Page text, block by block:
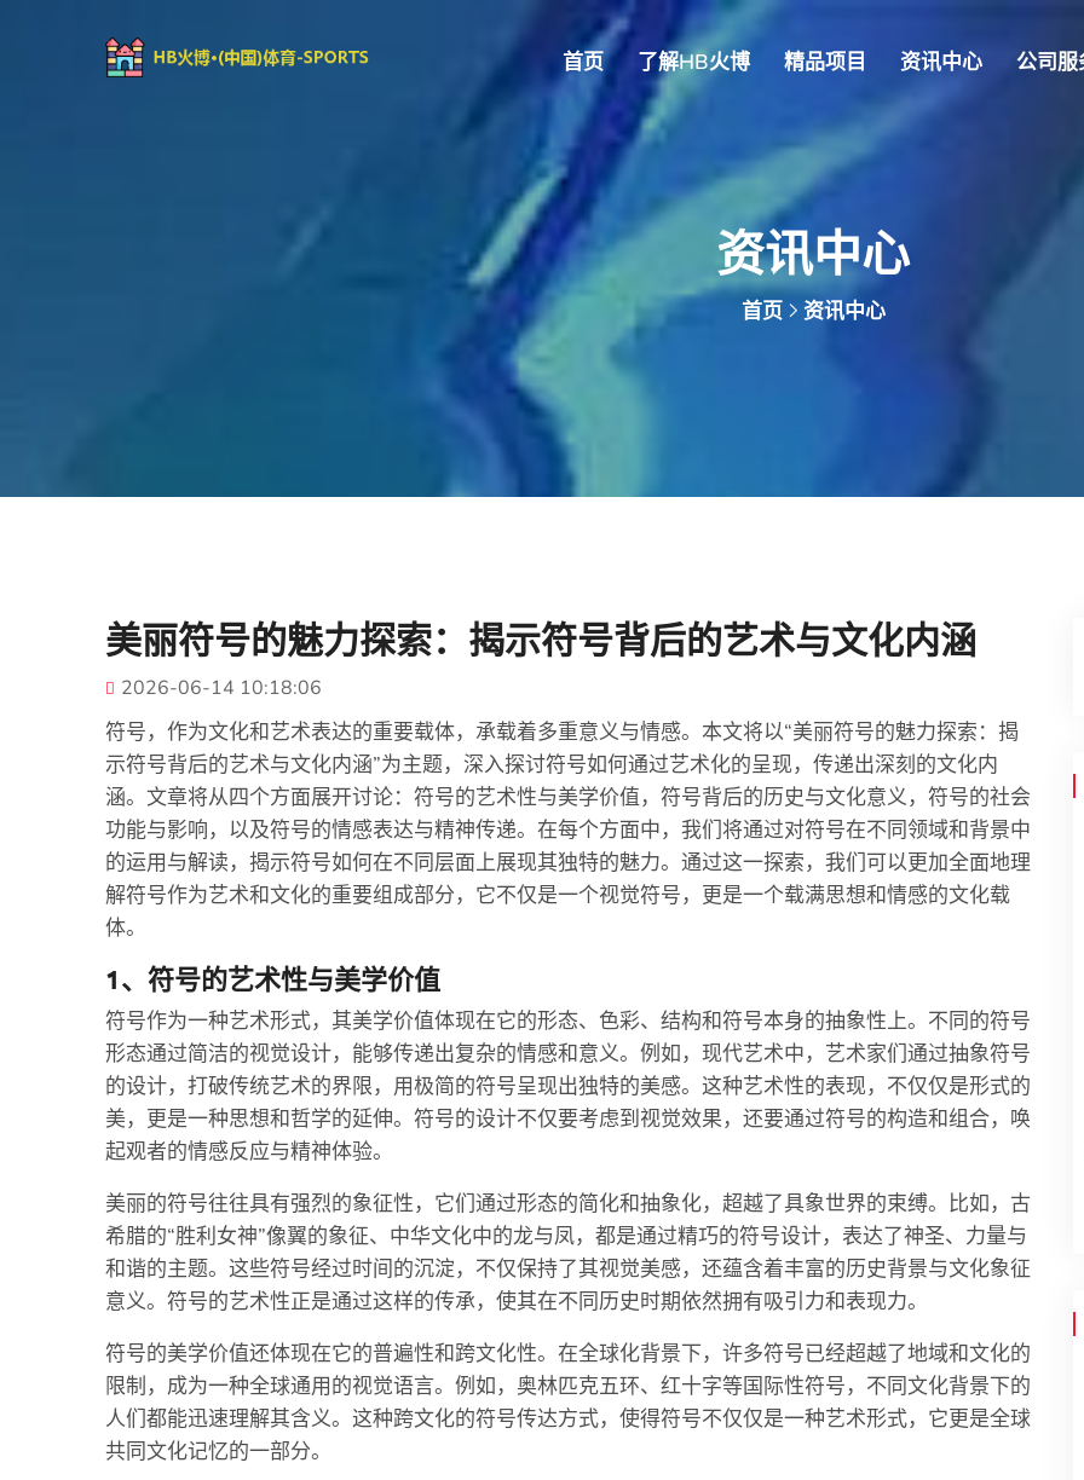
首页 了解HB火博 精品项目 资讯中心 公司服
资讯中心
首页 资讯中心
美丽符号的魅力探索：揭示符号背后的艺术与文化内涵
2026-06-14 10:18:06
符号，作为文化和艺术表达的重要载体，承载着多重意义与情感。本文将以“美丽符号的魅力探索：揭
示符号背后的艺术与文化内涵”为主题，深入探讨符号如何通过艺术化的呈现，传递出深刻的文化内
涵。文章将从四个方面展开讨论：符号的艺术性与美学价值，符号背后的历史与文化意义，符号的社会
功能与影响，以及符号的情感表达与精神传递。在每个方面中，我们将通过对符号在不同领域和背景中
的运用与解读，揭示符号如何在不同层面上展现其独特的魅力。通过这一探索，我们可以更加全面地理
解符号作为艺术和文化的重要组成部分，它不仅是一个视觉符号，更是一个载满思想和情感的文化载
体。
1、符号的艺术性与美学价值
符号作为一种艺术形式，其美学价值体现在它的形态、色彩、结构和符号本身的抽象性上。不同的符号
形态通过简洁的视觉设计，能够传递出复杂的情感和意义。例如，现代艺术中，艺术家们通过抽象符号
的设计，打破传统艺术的界限，用极简的符号呈现出独特的美感。这种艺术性的表现，不仅仅是形式的
美，更是一种思想和哲学的延伸。符号的设计不仅要考虑到视觉效果，还要通过符号的构造和组合，唤
起观者的情感反应与精神体验。
美丽的符号往往具有强烈的象征性，它们通过形态的简化和抽象化，超越了具象世界的束缚。比如，古
希腊的“胜利女神”像翼的象征、中华文化中的龙与凤，都是通过精巧的符号设计，表达了神圣、力量与
和谐的主题。这些符号经过时间的沉淀，不仅保持了其视觉美感，还蕴含着丰富的历史背景与文化象征
意义。符号的艺术性正是通过这样的传承，使其在不同历史时期依然拥有吸引力和表现力。
符号的美学价值还体现在它的普遍性和跨文化性。在全球化背景下，许多符号已经超越了地域和文化的
限制，成为一种全球通用的视觉语言。例如，奥林匹克五环、红十字等国际性符号，不同文化背景下的
人们都能迅速理解其含义。这种跨文化的符号传达方式，使得符号不仅仅是一种艺术形式，它更是全球
共同文化记忆的一部分。